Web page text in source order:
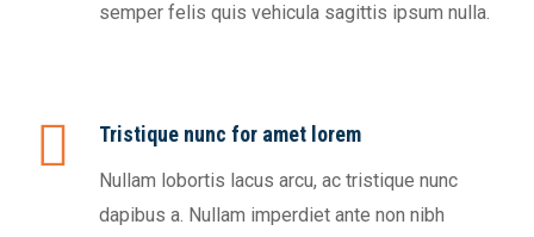
semper felis quis vehicula sagittis ipsum nulla.
Tristique nunc for amet lorem
Nullam lobortis lacus arcu, ac tristique nunc
dapibus a. Nullam imperdiet ante non nibh